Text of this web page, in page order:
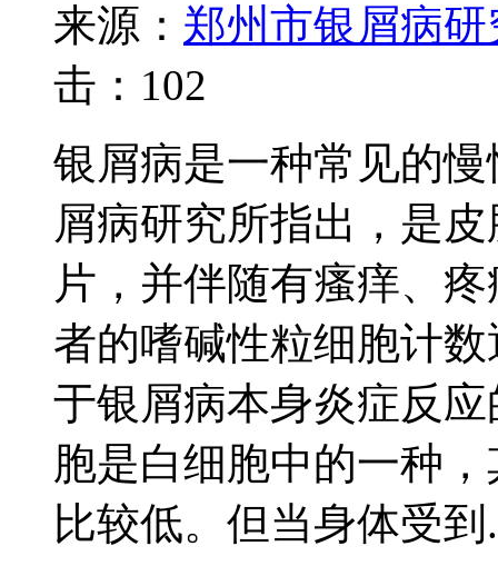
来源： 郑州市银屑病研
击： 102
银屑病是一种常见的
屑病研究所指出，是
片，并伴随有瘙痒、
者的嗜碱性粒细胞计
于银屑病本身炎症反
胞是白细胞中的一种
比较低。但当身体受到